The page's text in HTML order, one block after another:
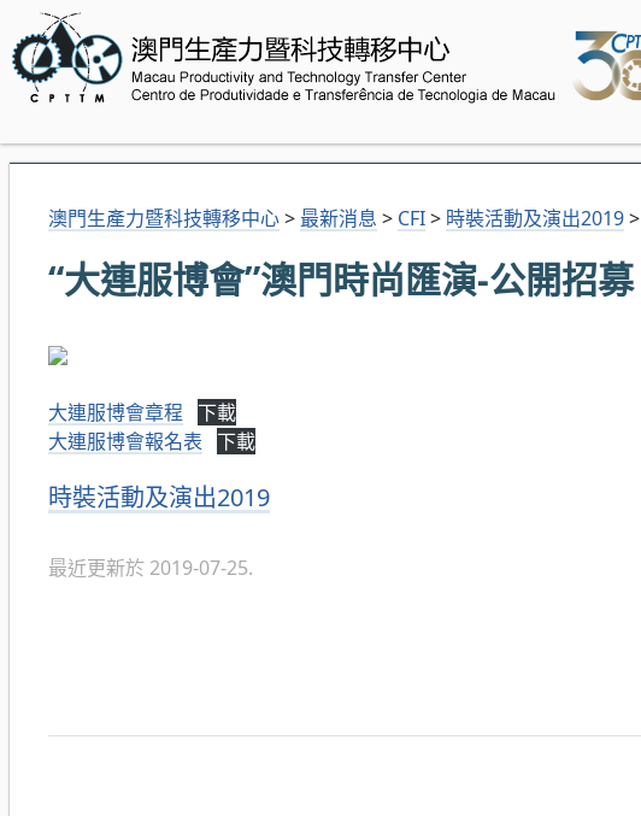
澳門生產力暨科技轉移中心> 最新消息 > CFI> 時裝活動及演出2019>
“大連服博會”澳門時尚匯演-公開招募
大連服博會章程 下載
大連服博會報名表 下載
分
時裝活動及演出2019
最近更新於 2019-07-25.